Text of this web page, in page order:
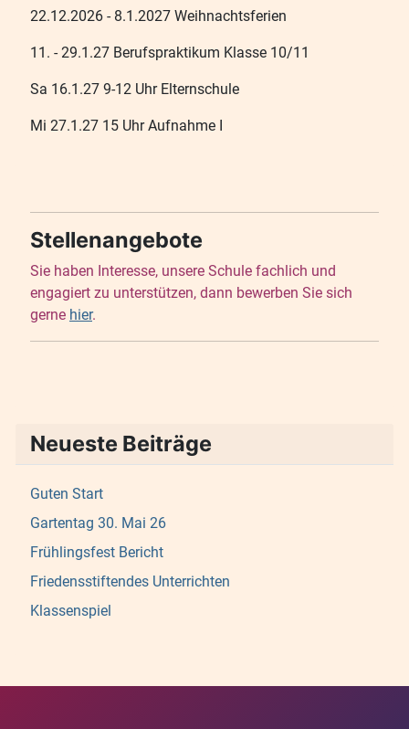
22.12.2026 - 8.1.2027 Weihnachtsferien
11. - 29.1.27 Berufspraktikum Klasse 10/11
Sa 16.1.27 9-12 Uhr Elternschule
Mi 27.1.27 15 Uhr Aufnahme I
Stellenangebote
Sie haben Interesse, unsere Schule fachlich und
engagiert zu unterstützen, dann bewerben Sie sich
gerne hier.
Neueste Beiträge
Guten Start
Gartentag 30. Mai 26
Frühlingsfest Bericht
Friedensstiftendes Unterrichten
Klassenspiel